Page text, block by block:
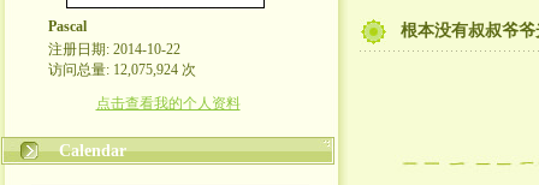
Pascal
注册日期: 2014-10-22
访问总量: 12,075,924 次
点击查看我的个人资料
Calendar
根本没有叔叔爷